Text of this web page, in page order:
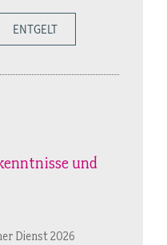
ENTGELT
und
Dienst 2026